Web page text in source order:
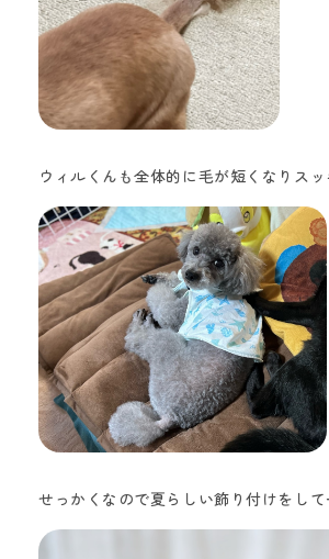
ウィルくんも全体的に毛が短くなりスッ
せっかくなので夏らしい飾り付けをし